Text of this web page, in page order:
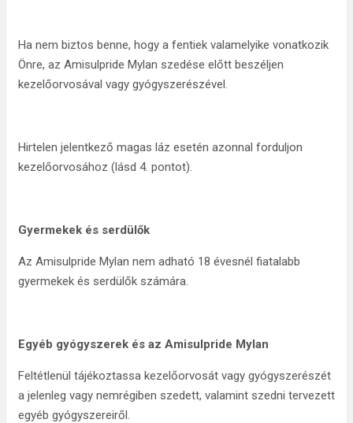
Ha nem biztos benne, hogy a fentiek valamelyike vonatkozik
Önre, az Amisulpride Mylan szedése előtt beszéljen
kezelőorvosával vagy gyógyszerészével.
Hirtelen jelentkező magas láz esetén azonnal forduljon
kezelőorvosához (lásd 4. pontot).
Gyermekek és serdülők
Az Amisulpride Mylan nem adható 18 évesnél fiatalabb
gyermekek és serdülők számára.
Egyéb gyógyszerek és az Amisulpride Mylan
Feltétlenül tájékoztassa kezelőorvosát vagy gyógyszerészét
a jelenleg vagy nemrégiben szedett, valamint szedni tervezett
egyéb gyógyszereiről.